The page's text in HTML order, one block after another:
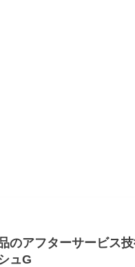
のアフターサービス
ュG